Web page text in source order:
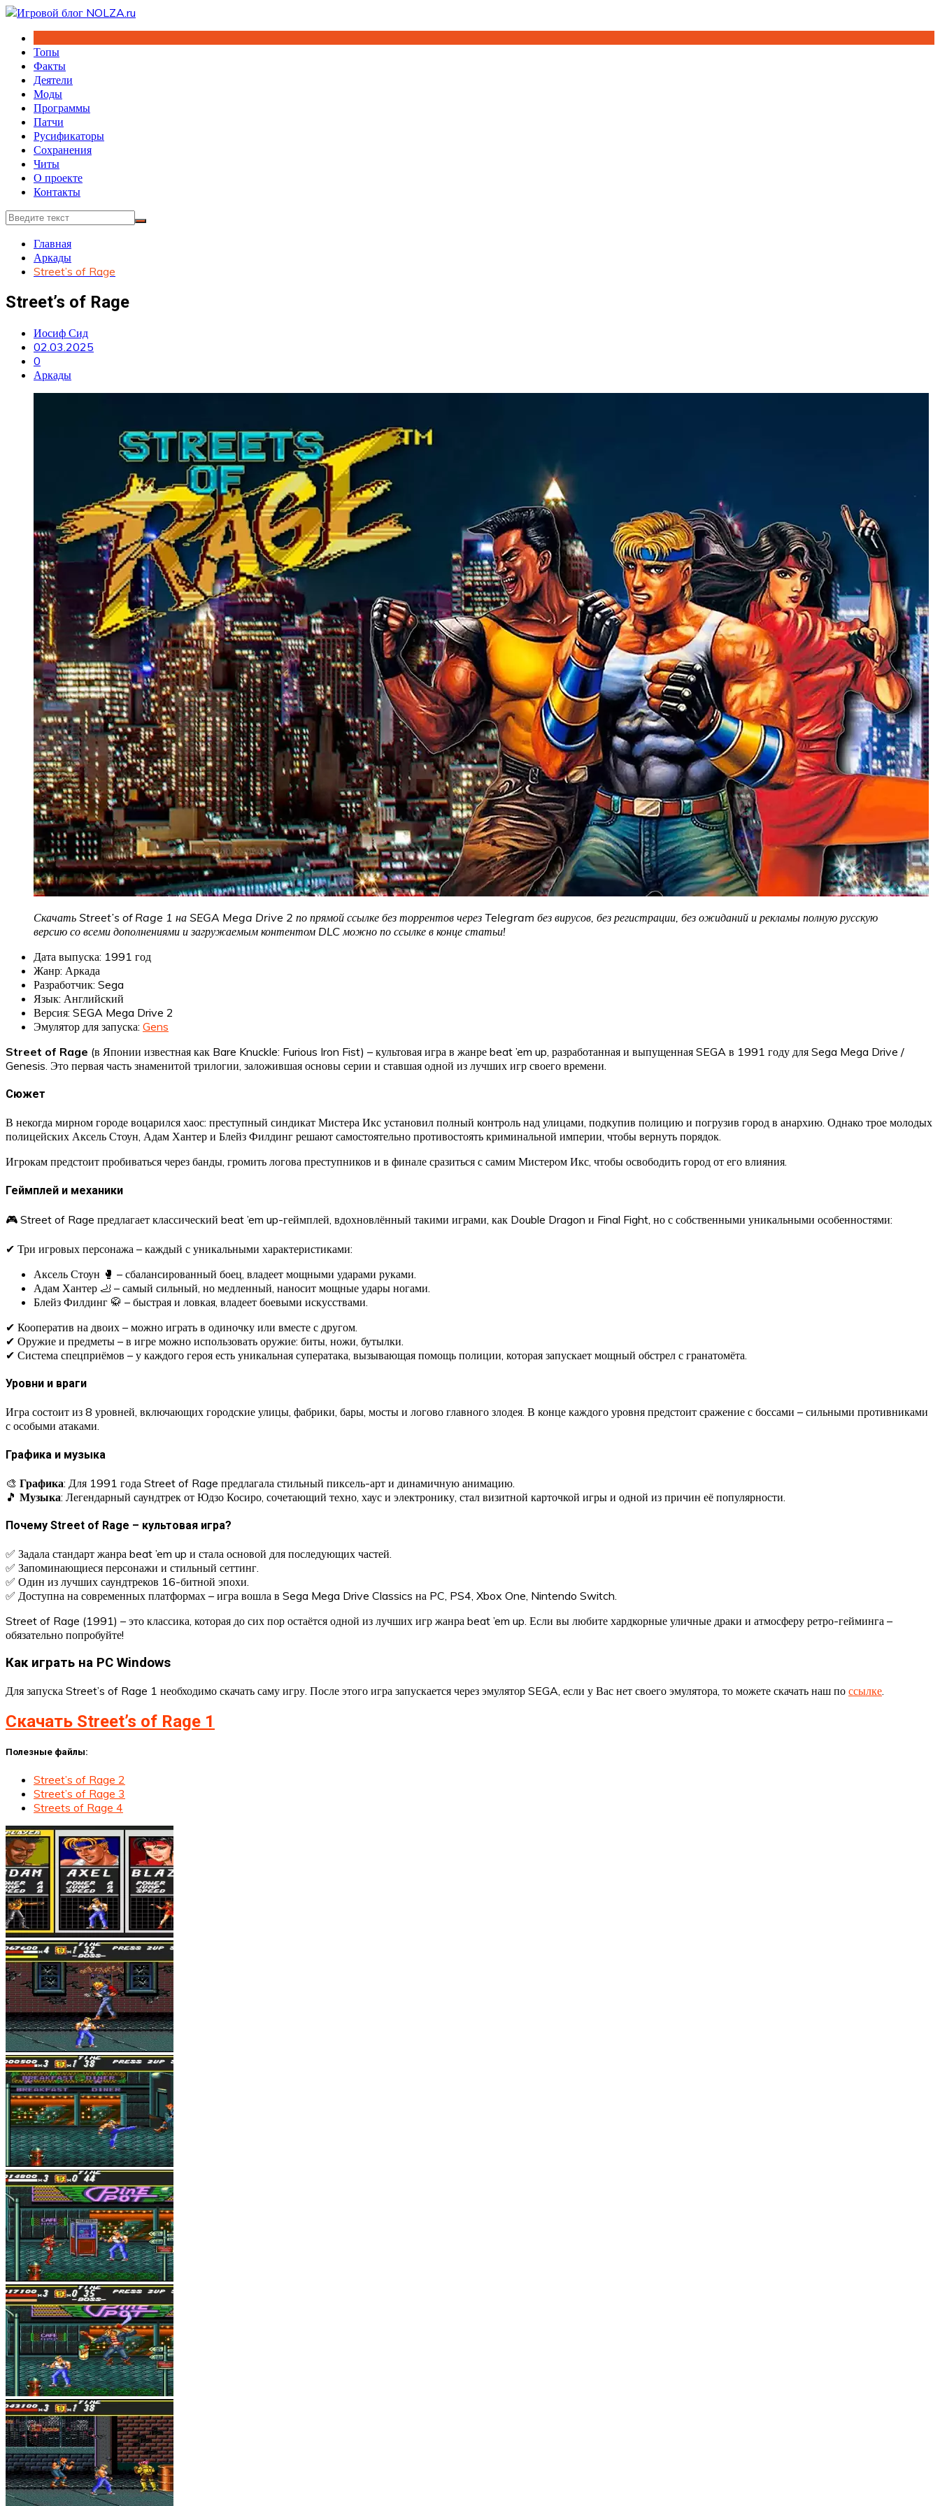
Перейти
содержимому
Топы
Факты
Деятели
Моды
Программы
Патчи
Русификаторы
Сохранения
Читы
О проекте
Контакты
Главная
Аркады
Street’s of Rage
Street’s of Rage
Иосиф Сид
02.03.2025
0
Аркады
Скачать Street’s of Rage 1 на SEGA Mega Drive 2 по прямой ссылке без торрентов через Telegram без вирусов, без регистрации, без ожиданий и рекламы полную русскую
версию со всеми дополнениями и загружаемым контентом DLC можно по ссылке в конце статьи!
Дата выпуска: 1991 год
Жанр: Аркада
Разработчик: Sega
Язык: Английский
Версия: SEGA Mega Drive 2
Эмулятор для запуска: Gens
Street of Rage (в Японии известная как Bare Knuckle: Furious Iron Fist) – культовая игра в жанре beat ’em up, разработанная и выпущенная SEGA в 1991 году для Sega Mega Drive /
Genesis. Это первая часть знаменитой трилогии, заложившая основы серии и ставшая одной из лучших игр своего времени.
Сюжет
В некогда мирном городе воцарился хаос: преступный синдикат Мистера Икс установил полный контроль над улицами, подкупив полицию и погрузив город в анархию. Однако трое молодых
полицейских Аксель Стоун, Адам Хантер и Блейз Филдинг решают самостоятельно противостоять криминальной империи, чтобы вернуть порядок.
Игрокам предстоит пробиваться через банды, громить логова преступников и в финале сразиться с самим Мистером Икс, чтобы освободить город от его влияния.
Геймплей и механики
🎮 Street of Rage предлагает классический beat ’em up-геймплей, вдохновлённый такими играми, как Double Dragon и Final Fight, но с собственными уникальными особенностями:
✔ Три игровых персонажа – каждый с уникальными характеристиками:
Аксель Стоун 🥊 – сбалансированный боец, владеет мощными ударами руками.
Адам Хантер 🦶 – самый сильный, но медленный, наносит мощные удары ногами.
Блейз Филдинг 🥋 – быстрая и ловкая, владеет боевыми искусствами.
✔ Кооператив на двоих – можно играть в одиночку или вместе с другом.
✔ Оружие и предметы – в игре можно использовать оружие: биты, ножи, бутылки.
✔ Система спецприёмов – у каждого героя есть уникальная суператака, вызывающая помощь полиции, которая запускает мощный обстрел с гранатомёта.
Уровни и враги
Игра состоит из 8 уровней, включающих городские улицы, фабрики, бары, мосты и логово главного злодея. В конце каждого уровня предстоит сражение с боссами – сильными противниками
с особыми атаками.
Графика и музыка
🎨 Графика: Для 1991 года Street of Rage предлагала стильный пиксель-арт и динамичную анимацию.
🎵 Музыка: Легендарный саундтрек от Юдзо Косиро, сочетающий техно, хаус и электронику, стал визитной карточкой игры и одной из причин её популярности.
Почему Street of Rage – культовая игра?
✅ Задала стандарт жанра beat ’em up и стала основой для последующих частей.
✅ Запоминающиеся персонажи и стильный сеттинг.
✅ Один из лучших саундтреков 16-битной эпохи.
✅ Доступна на современных платформах – игра вошла в Sega Mega Drive Classics на PC, PS4, Xbox One, Nintendo Switch.
Street of Rage (1991) – это классика, которая до сих пор остаётся одной из лучших игр жанра beat ’em up. Если вы любите хардкорные уличные драки и атмосферу ретро-гейминга –
обязательно попробуйте!
Как играть на PC Windows
Для запуска Street’s of Rage 1 необходимо скачать саму игру. После этого игра запускается через эмулятор SEGA, если у Вас нет своего эмулятора, то можете скачать наш по ссылке
Скачать Street’s of Rage 1
Полезные файлы:
Street’s of Rage 2
Street’s of Rage 3
Streets of Rage 4